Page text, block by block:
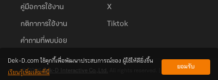
คู่มือการใช้งาน
กติกาการใช้งาน
คำถามที่พบบ่อย
X
Tiktok
© 2026Dek-D Interactive Co.,Ltd.
Dek-D.com ใช้คุกกี้เพื่อพัฒนาประสบการณ์ของ ผู้ใช้ให้ดียิ่งขึ้น
เรียนรู้เพิ่มเติมที่นี่
ยอมรับ